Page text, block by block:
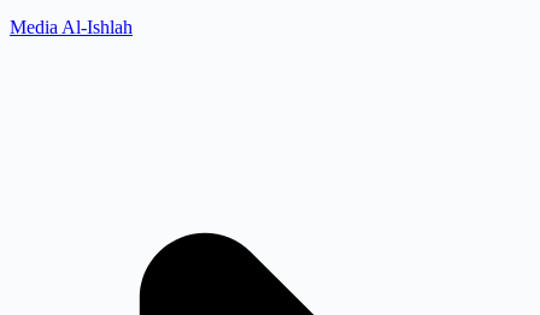
Media Al-Ishlah